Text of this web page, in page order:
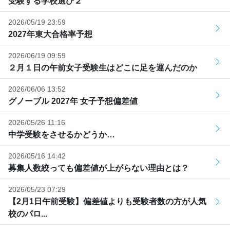
2026/05/19 23:59
2027年東大合格率予想
2026/06/19 09:59
２月１日の午前女子受験生はどこに足を運んだのか
2026/06/06 13:52
グノーブル 2027年 女子予想偏差値
2026/05/26 11:16
中学受験をさせるかどうか…
2026/05/16 14:42
募集人数絞っても偏差値が上がらない理由とは？
2026/05/23 07:29
【2月1日午前受験】偏差値よりも受験者数の方が人気
校のパロ...